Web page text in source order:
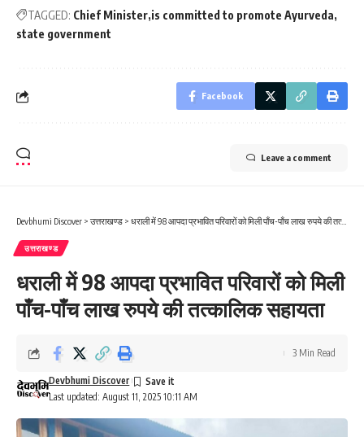
TAGGED: Chief Minister is committed to promote Ayurveda
state government
Facebook
Leave a comment
Devbhumi Discover > उत्तराखण्ड > धराली में 98 आपदा प्रभावित परिवारों को मिली पाँच-पाँच लाख रुपये की तत्कालिक सहायता
उत्तराखण्ड
धराली में 98 आपदा प्रभावित परिवारों को मिली
पाँच-पाँच लाख रुपये की तत्कालिक सहायता
Last updated: August 11, 2025 10:11 AM
Devbhumi Discover
3 Min Read